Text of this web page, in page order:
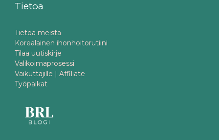
Tietoa
Tietoa meistä
Korealainen ihonhoitorutiini
Tilaa uutiskirje
Valikoimaprosessi
Vaikuttajille | Affiliate
Työpaikat